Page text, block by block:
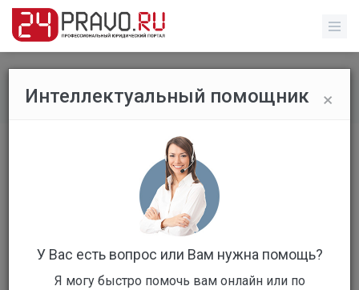
Главная / Последние отзывы / NbTcEa (0 записей)×
Интеллектуальный помощник
У Вас есть вопрос или Вам нужна помощь?
Я могу быстро помочь вам онлайн или по